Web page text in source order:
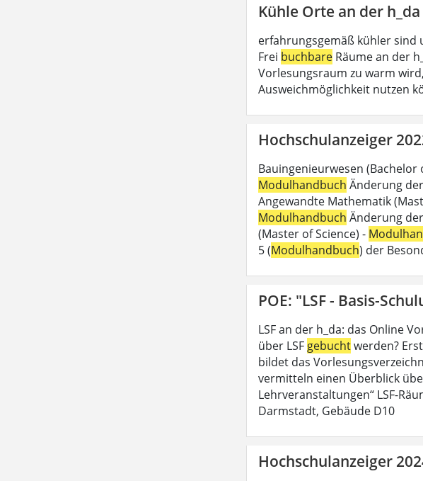
Kühle Orte an der h_da
erfahrungsgemäß kühler sind
Frei buchbare Räume an der
Vorlesungsraum zu warm
Ausweichmöglichkeit nutzen
Hochschulanzeiger
Bauingenieurwesen (Bachelor
Modulhandbuch Änderung
Angewandte Mathematik
Modulhandbuch Änderung
(Master of Science) -
5 (Modulhandbuch) der
POE: "LSF - Basis-
LSF an der h_da: das Online
über LSF gebuchtwerden?
bildet das
vermitteln einen Überblick
Lehrveranstaltungen“ LSF-
Darmstadt, Gebäude D10
Hochschulanzeiger